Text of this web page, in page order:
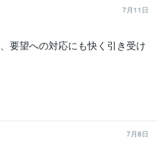
7月11日
要望への対応にも快く引き受け
7月8日